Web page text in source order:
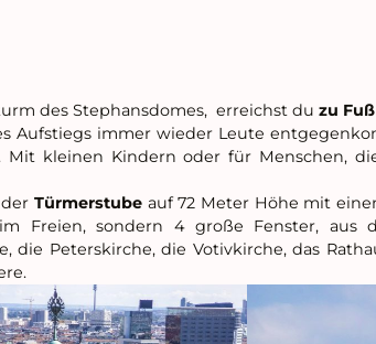
des Stephansdomes, erreichst du zu Fuß
immer wieder Leute
kleinen Kindern oder für Menschen,
Türmerstube auf 72 Meter Höhe mit
Freien, sondern 4 große Fenster,
Peterskirche, die Votivkirche, das